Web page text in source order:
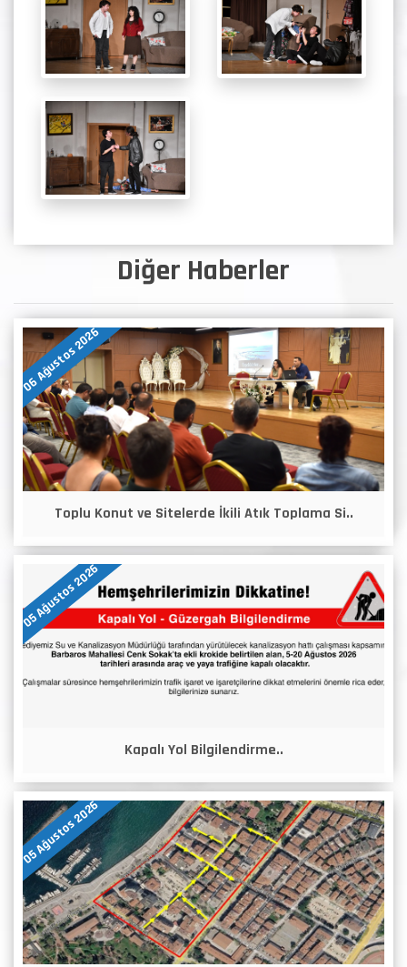
Diğer Haberler
06 Ağustos 2026
Toplu Konut ve Sitelerde İkili Atık Toplama Si..
05 Ağustos 2026
Kapalı Yol Bilgilendirme..
05 Ağustos 2026